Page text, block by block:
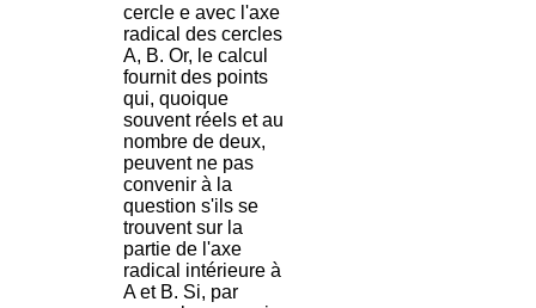
cercle e avec l'axe
radical des cercles
A, B. Or, le calcul
fournit des points
qui, quoique
souvent réels et au
nombre de deux,
peuvent ne pas
convenir à la
question s'ils se
trouvent sur la
partie de l'axe
radical intérieure à
A et B. Si, par